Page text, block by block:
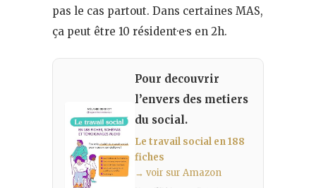
pas le cas partout. Dans certaines MAS,
ça peut être 10 résident·e·s en 2h.
Pour decouvrir
l’envers des metiers
du social.
Le travail social en 188
fiches
→ voir sur Amazon